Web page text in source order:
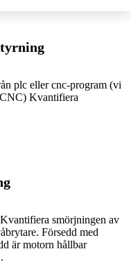
plc eller cnc-program (vi
Kvantifiera
smörjningen av
Försedd med
är motorn hållbar